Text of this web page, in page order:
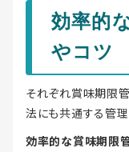
効率的
やコツ
それぞれ賞味期限
法にも共通する管理
効率的な賞味期限